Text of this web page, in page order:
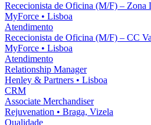
Rececionista de Oficina (M/F) – Zona
MyForce • Lisboa
Atendimento
Rececionista de Oficina (M/F) – CC
MyForce • Lisboa
Atendimento
Relationship Manager
Henley & Partners • Lisboa
CRM
Associate Merchandiser
Rejuvenation • Braga, Vizela
Qualidade